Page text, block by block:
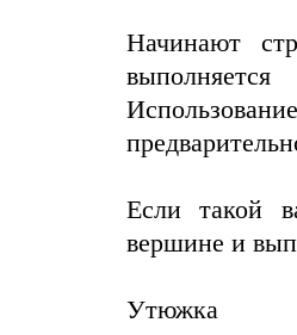
Начинают
Если такой
вершине и
Утюжка